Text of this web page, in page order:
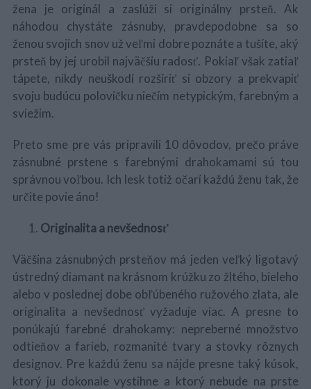
žena je originál a zaslúži si originálny prsteň. Ak
náhodou chystáte zásnuby, pravdepodobne sa so
ženou svojich snov už veľmi dobre poznáte a tušíte, aký
prsteň by jej urobil najväčšiu radosť. Pokiaľ však zatiaľ
tápete, nikdy neuškodí rozšíriť si obzory a prekvapiť
svoju budúcu polovičku niečím netypickým, farebným a
sviežim.
Preto sme pre vás pripravili 10 dôvodov, prečo práve
zásnubné prstene s farebnými drahokamami sú tou
správnou voľbou. Ich lesk totiž očarí každú ženu tak, že
určite povie áno!
Originalita a nevšednosť
Väčšina zásnubných prsteňov má jeden veľký ligotavý
ústredný diamant na krásnom krúžku zo žltého, bieleho
alebo v poslednej dobe obľúbeného ružového zlata, ale
originalita a nevšednosť vyžaduje viac. A presne to
ponúkajú farebné drahokamy: nepreberné množstvo
odtieňov a farieb, rozmanité tvary a stovky rôznych
designov. Pre každú ženu sa nájde presne taký kúsok,
ktorý ju dokonale vystihne a ktorý nebude na prste